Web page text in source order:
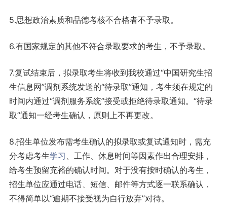
5.思想政治素质和品德考核不合格者不予录取。
6.有国家规定的其他不符合录取要求的考生，不予录取。
7.复试结束后，拟录取考生将收到我校通过“中国研究生招
生信息网”调剂系统发送的“待录取”通知，考生须在规定的
时间内通过“调剂服务系统”接受或拒绝待录取通知。“待录
取”通知一经考生确认，原则上不再更改。
8.招生单位发布需考生确认的拟录取或复试通知时，需充
分考虑考生学习 、工作、休息时间等因素作出合理安排，
给考生预留充裕的确认时间。对于没有按时确认的考生，
招生单位应通过电话、短信、邮件等方式逐一联系确认，
不得简单以“逾期不接受视为自行放弃”对待。